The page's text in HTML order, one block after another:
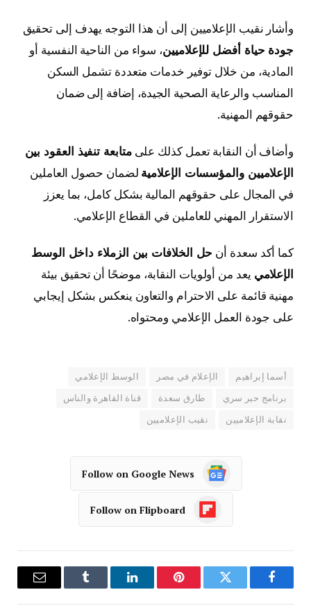
وأشار نقيب الإعلاميين إلى أن هذا التوجه يهدف إلى تحقيق
جودة حياة أفضل للإعلاميين، سواء من الناحية النفسية أو
المادية، من خلال توفير خدمات متعددة تشمل السكن
المناسب والرعاية الصحية الجيدة، إضافة إلى ضمان
حقوقهم المهنية.
وأضاف أن النقابة تعمل كذلك علىمتابعة تنفيذ العقود بين
الإعلاميين والمؤسسات الإعلامية لضمان حصول العاملين
في المجال على حقوقهم المالية بشكل كامل، بما يعزز
الاستقرار المهني للعاملين في القطاع الإعلامي.
كما أكد سعدة أن حل الخلافات بين الزملاء داخل الوسط
الإعلامي يعد من أولويات النقابة، موضحًا أن تحقيق بيئة
مهنية قائمة على الاحترام والتعاون ينعكس بشكل إيجابي
على جودة العمل الإعلامي ومحتواه.
أسما إبراهيم الإعلام في مصر الوسط الإعلامي
برنامج حبر سري طارق سعدة قناة القاهرة والناس
نقابة الإعلاميين نقيب الإعلاميين
Follow on Google News
Follow on Flipboard
فيسبوك تويتر بينتيريستلينكدإن Tumblr
البريد